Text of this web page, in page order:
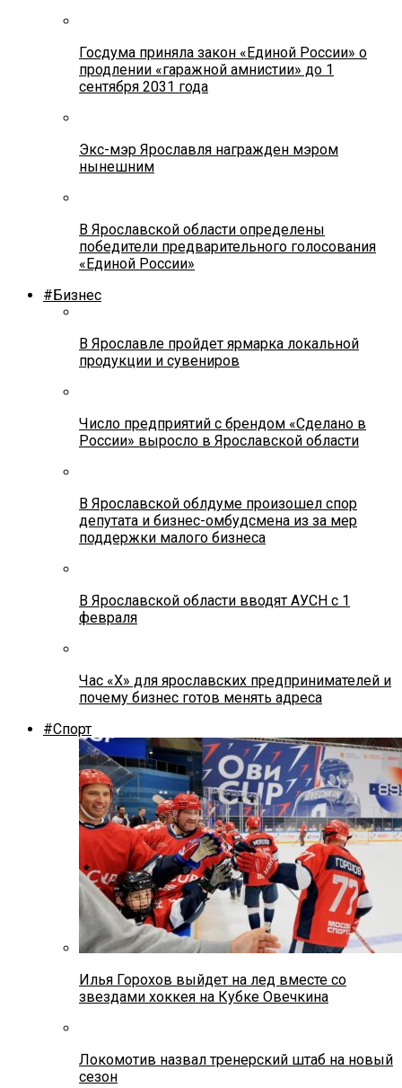
Госдума приняла закон «Единой России» о
продлении «гаражной амнистии» до 1
сентября 2031 года
Экс-мэр Ярославля награжден мэром
нынешним
В Ярославской области определены
победители предварительного голосования
«Единой России»
#Бизнес
В Ярославле пройдет ярмарка локальной
продукции и сувениров
Число предприятий с брендом «Сделано в
России» выросло в Ярославской области
В Ярославской облдуме произошел спор
депутата и бизнес-омбудсмена из за мер
поддержки малого бизнеса
В Ярославской области вводят АУСН с 1
февраля
Час «Х» для ярославских предпринимателей и
почему бизнес готов менять адреса
#Спорт
Илья Горохов выйдет на лед вместе со
звездами хоккея на Кубке Овечкина
Локомотив назвал тренерский штаб на новый
сезон